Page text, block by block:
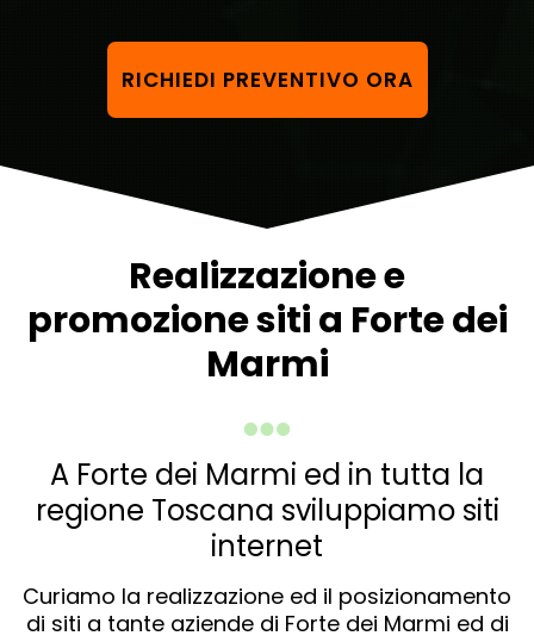
RICHIEDI PREVENTIVO ORA
Realizzazione e
promozione siti a Forte dei
Marmi
A Forte dei Marmi ed in tutta la
regione Toscana sviluppiamo siti
internet
Curiamo la realizzazione ed il posizionamento
di siti a tante aziende di Forte dei Marmi ed di